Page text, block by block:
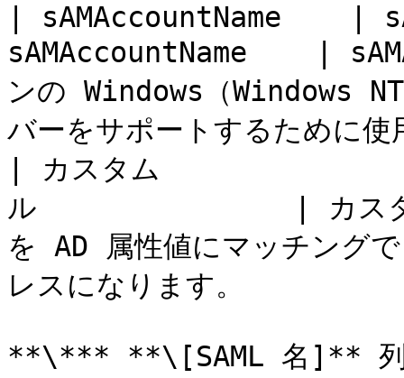
| sAMAccountName    |
sAMAccountName    |
ンの Windows（Windows
バーをサポートするために
| カスタム              |
ル               | カスタム
を AD 属性値にマッチング
レスになります。
**\*** **\[SAML 名]** 列の